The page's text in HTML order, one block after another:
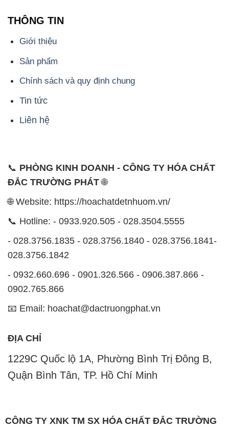
THÔNG TIN
Giới thiệu
Sản phẩm
Chính sách và quy định chung
Tin tức
Liên hệ
📞 PHÒNG KINH DOANH - CÔNG TY HÓA CHẤT
ĐẮC TRƯỜNG PHÁT🌐
🌐 Website: https://hoachatdetnhuom.vn/
📞 Hotline: - 0933.920.505 - 028.3504.5555
- 028.3756.1835 - 028.3756.1840 - 028.3756.1841-
028.3756.1842
- 0932.660.696 - 0901.326.566 - 0906.387.866 -
0902.765.866
📧 Email: hoachat@dactruongphat.vn
ĐỊA CHỈ
1229C Quốc lộ 1A, Phường Bình Trị Đông B,
Quận Bình Tân, TP. Hồ Chí Minh
CÔNG TY XNK TM SX HÓA CHẤT ĐẮC TRƯỜNG